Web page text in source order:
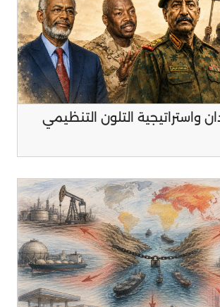
واستراتيجية التلون التنظيمي